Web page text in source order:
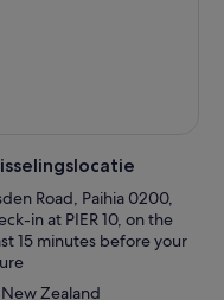
Road, Paihia 0200,
in at PIER 10, on the
15 minutes before your
Zealand